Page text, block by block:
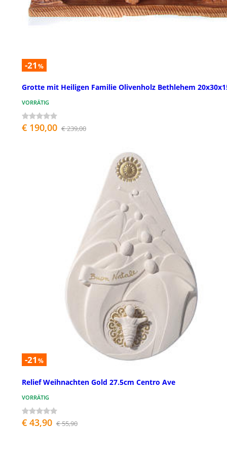
-21 %
Grotte mit Heiligen Familie Olivenholz Bethlehem
VORRÄTIG
€ 190,00 € 239,00
-21 %
Relief Weihnachten Gold 27.5cm Centro Ave
VORRÄTIG
€ 43,90 € 55,90